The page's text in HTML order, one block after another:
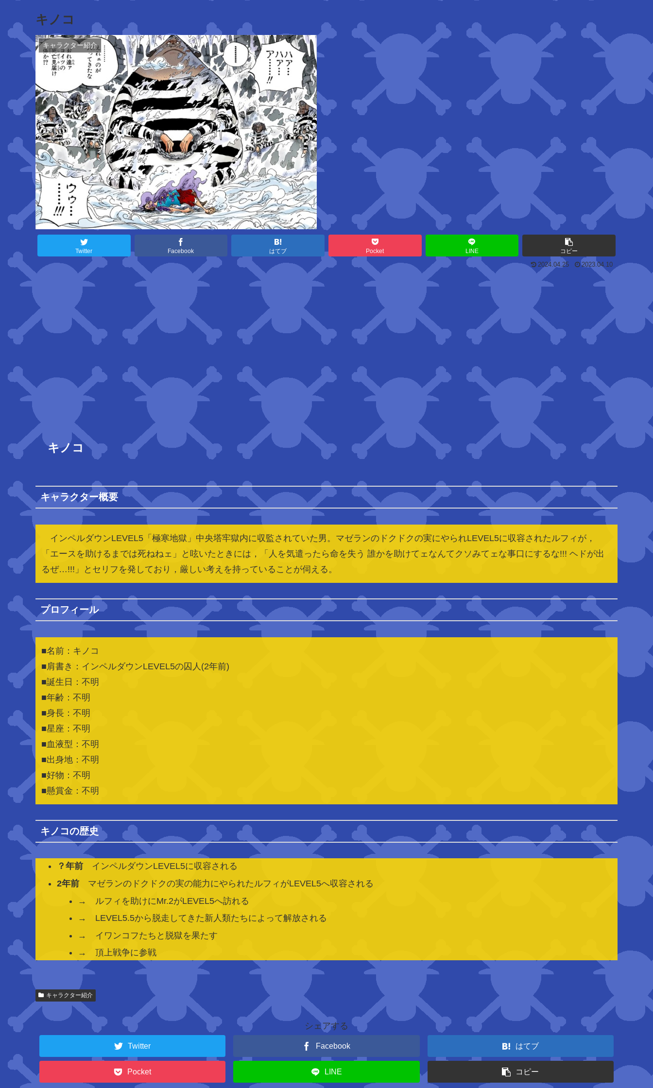
キノコ
キャラクター紹介
Twitter Facebook はてブ Pocket LINE コピー
2024.04.25 2023.04.10
キノコ
キャラクター概要
インペルダウンLEVEL5「極寒地獄」中央塔牢獄内に収監されていた男。マゼランのドクドクの実にやられLEVEL5に収容されたルフィが，
「エースを助けるまでは死ねねェ」と呟いたときには，「人を気遣ったら命を失う 誰かを助けてェなんてクソみてェな事口にするな!!! ヘドが出
るぜ…!!!」とセリフを発しており，厳しい考えを持っていることが伺える。
プロフィール
■名前：キノコ
■肩書き：インペルダウンLEVEL5の囚人(2年前)
■誕生日：不明
■年齢：不明
■身長：不明
■星座：不明
■血液型：不明
■出身地： 不明
■好物：不明
■懸賞金：不明
キノコの歴史
？年前インペルダウンLEVEL5に収容される
2年前マゼランのドクドクの実の能力にやられたルフィがLEVEL5へ収容される
→ ルフィを助けにMr.2がLEVEL5へ訪れる
→ LEVEL5.5から脱走してきた新人類たちによって解放される
→ イワンコフたちと脱獄を果たす
→ 頂上戦争に参戦
関
連
キ
ラ
タ
キャラクター紹介
シェアする
Twitter Facebook はてブ
Pocket LINE コピー